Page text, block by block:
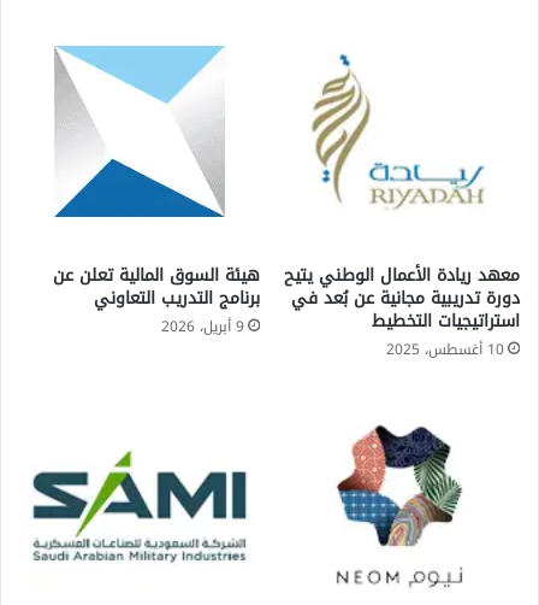
معهد ريادة الأعمال الوطني يتيح
دورة تدريبية مجانية عن بُعد في
استراتيجيات التخطيط
10 أغسطس، 2025
هيئة السوق المالية تعلن عن
برنامج التدريب التعاوني
9 أبريل، 2026